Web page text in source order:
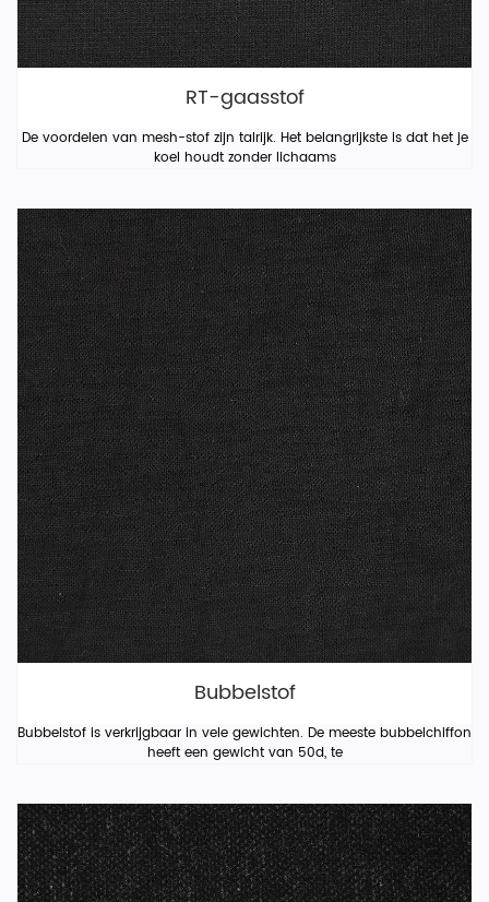
RT-gaasstof
De voordelen van mesh-stof zijn talrijk. Het belangrijkste is dat het je
koel houdt zonder lichaams
Bubbelstof
Bubbelstof is verkrijgbaar in vele gewichten. De meeste bubbelchiffon
heeft een gewicht van 50d, te